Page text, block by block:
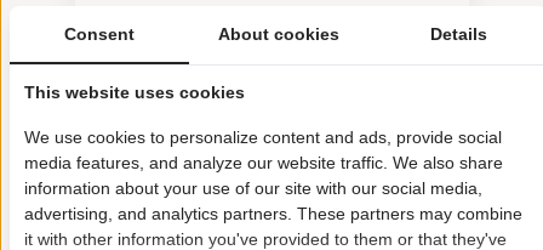
Donderdag15 september 2022
GESCHREVEN DOOR
Marlies van der Kolk
Consent About cookies Details
This website uses cookies
We use cookies to personalize content and ads, provide social
media features, and analyze our website traffic. We also share
information about your use of our site with our social media,
advertising, and analytics partners. These partners may combine
it with other information you've provided to them or that they've